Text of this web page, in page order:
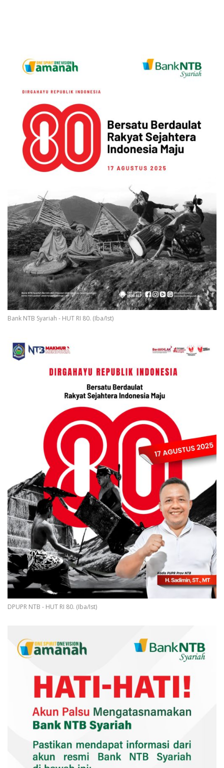
Bank NTB Syariah - HUT RI 80. (Iba/Ist)
DPUPR NTB - HUT RI 80. (Iba/Ist)